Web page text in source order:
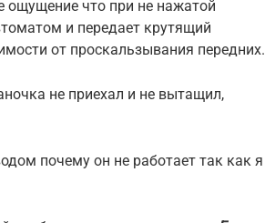
что при не нажатой
и передает крутящий
от проскальзывания передних.
не приехал и не вытащил,
почему он не работает так как я